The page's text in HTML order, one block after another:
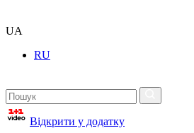
UA
RU
Відкрити у додатку